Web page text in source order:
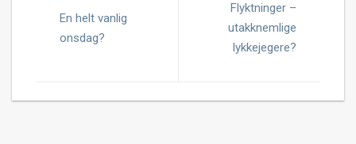
En helt vanlig
onsdag?
Flyktninger –
utakknemlige
lykkejegere?